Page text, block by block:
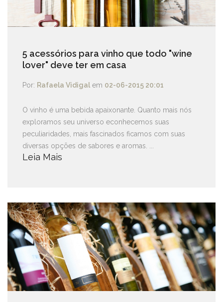
5 acessórios para vinho que todo "wine
lover" deve ter em casa
Por: Rafaela Vidigal em 02-06-2015 20:01
O vinho é uma bebida apaixonante. Quanto mais nós
exploramos seu universo econhecemos suas
peculiaridades, mais fascinados ficamos com suas
diversas opções de sabores e aromas. ...
Leia Mais